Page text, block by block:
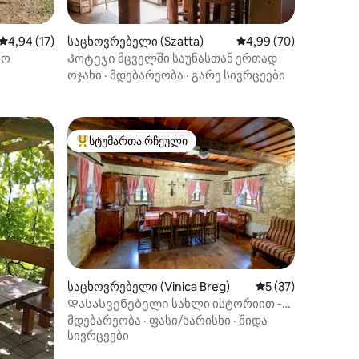
შეფასებაა 5‑დან 4,94, 17 მიმოხილვა
4,94 (17)
საცხოვრებელი (Szatta) საშუალო შეფასებაა
4,99 (70)
Კოტეჯი მცველში საუნასთან ერთად
ოჯახი · მდებარეობა · გარე სივრცეები
სტუმართა რჩეული მოწინავე ვარიანტი
სტუმართა რჩეული
საცხოვრებელი (Vinica Breg) საშუალო
5 (37)
Დასასვენებელი სახლი ისტორიით -
Hiža Golubić
მდებარეობა · ფასი/ხარისხი · შიდა
სივრცეები